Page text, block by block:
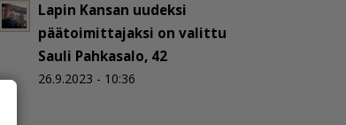
Lapin Kansan uudeksi
päätoimittajaksi on valittu
Sauli Pahkasalo, 42
26.9.2023 - 10:36